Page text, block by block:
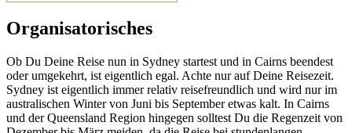
Organisatorisches
Ob Du Deine Reise nun in Sydney startest und in Cairns beendest
oder umgekehrt, ist eigentlich egal. Achte nur auf Deine Reisezeit.
Sydney ist eigentlich immer relativ reisefreundlich und wird nur im
australischen Winter von Juni bis September etwas kalt. In Cairns
und der Queensland Region hingegen solltest Du die Regenzeit von